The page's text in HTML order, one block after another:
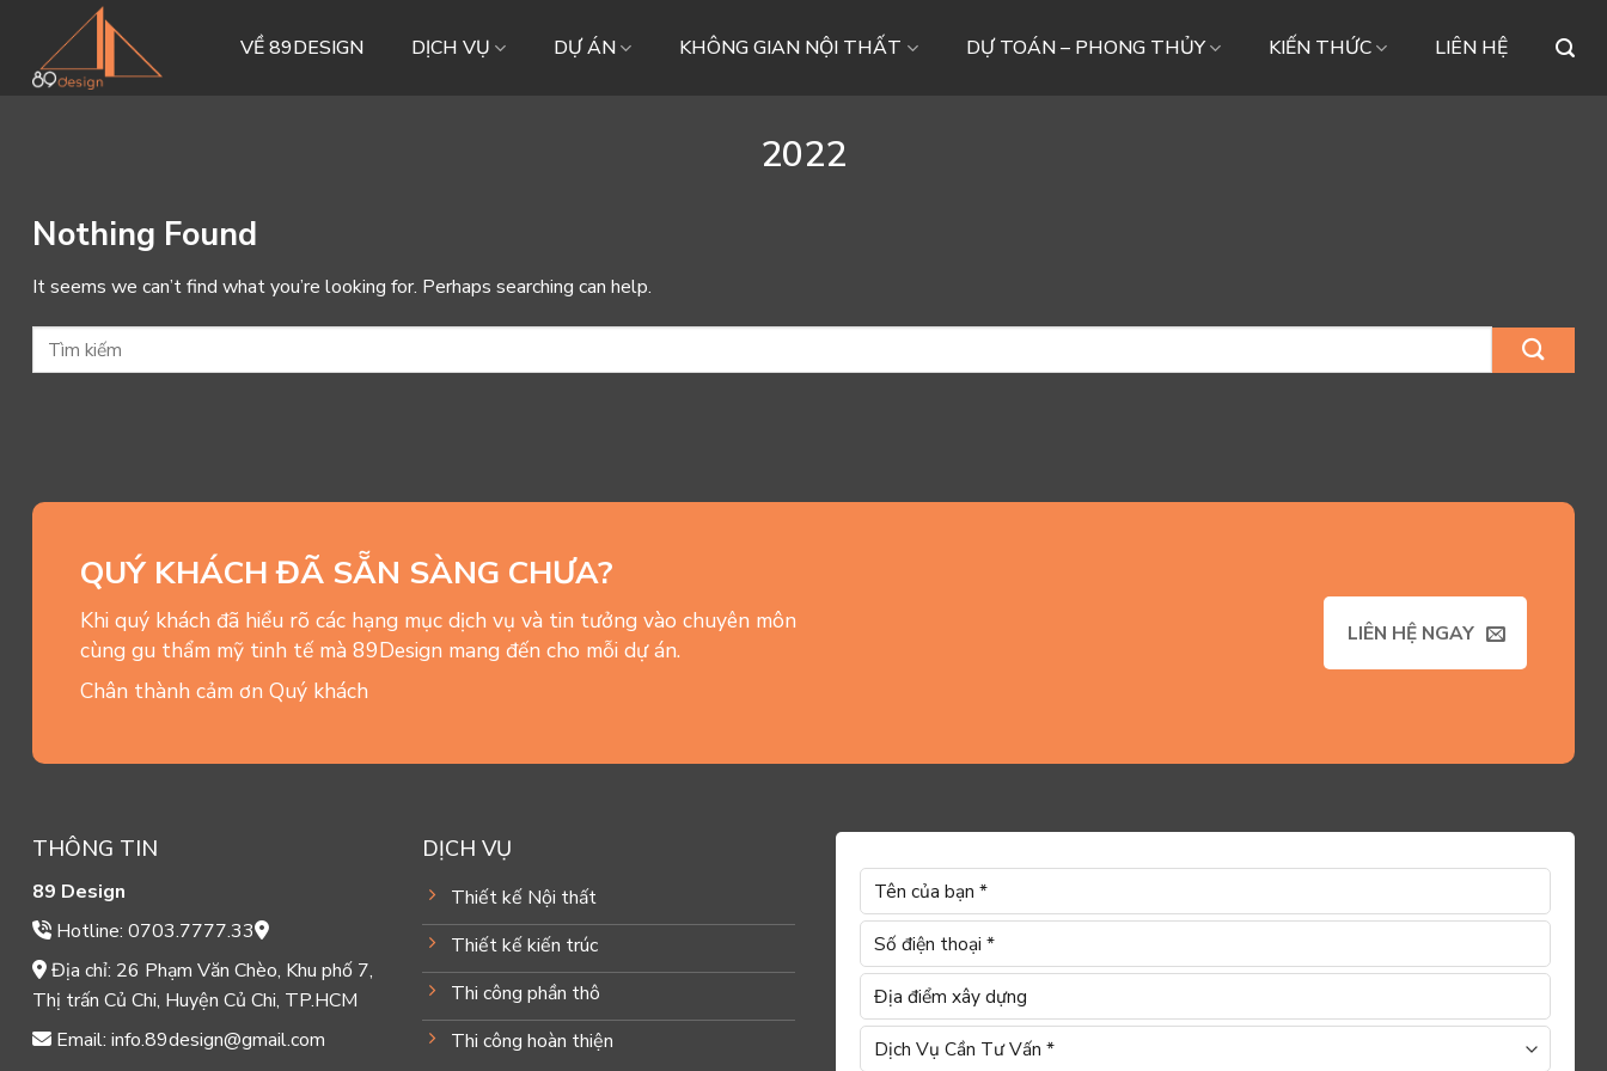
content
VỀ 89DESIGN DỊCH VỤ DỰ ÁN KHÔNG GIAN NỘI THẤT DỰ TOÁN – PHONG THỦY KIẾN THỨC LIÊN HỆ
2022
Nothing Found
It seems we can’t find what you’re looking for. Perhaps searching can help.
QUÝ KHÁCH ĐÃ SẴN SÀNG CHƯA?
Khi quý khách đã hiểu rõ các hạng mục dịch vụ và tin tưởng vào chuyên môn
cùng gu thẩm mỹ tinh tế mà 89Design mang đến cho mỗi dự án.
Chân thành cảm ơn Quý khách
LIÊN HỆ NGAY
THÔNG TIN
89 Design
Hotline: 0703.7777.33
Địa chỉ: 26 Phạm Văn Chèo, Khu phố 7,
Thị trấn Củ Chi, Huyện Củ Chi, TP.HCM
Email: info.89design@gmail.com
DỊCH VỤ
Thiết kế Nội thất
Thiết kế kiến trúc
Thi công phần thô
Thi công hoàn thiện